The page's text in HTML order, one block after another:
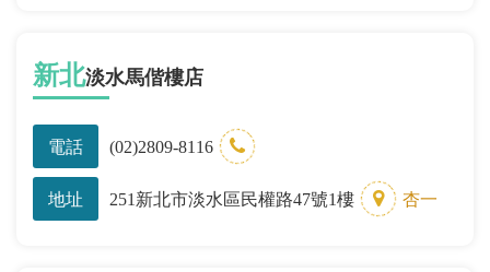
新北淡水馬偕樓店
電話 (02)2809-8116
地址 251新北市淡水區民權路47號1樓 杏一